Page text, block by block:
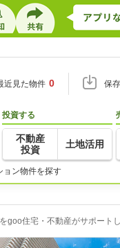
近見た物件 0 保
投資する
不動産
投資
土地活用
ョン物件を探す
住宅・不動産がサポートし